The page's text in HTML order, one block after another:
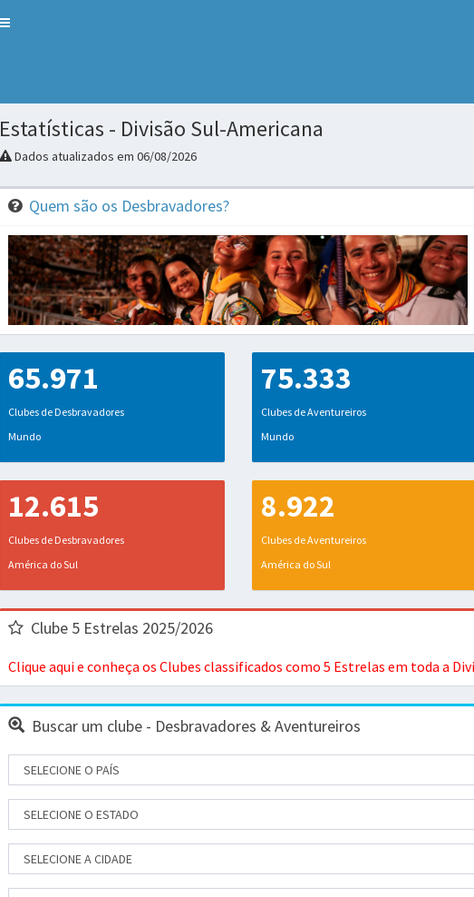
Menu
Estatísticas - Divisão Sul-Americana
Dados atualizados em 06/08/2026
Quem são os Desbravadores?
65.971
Clubes de Desbravadores
Mundo
75.333
Clubes de Aventureiros
Mundo
12.615
Clubes de Desbravadores
América do Sul
8.922
Clubes de Aventureiros
América do Sul
Clube 5 Estrelas 2025/2026
Clique aqui e conheça os Clubes classificados como 5 Estrelas em toda a
Buscar um clube - Desbravadores & Aventureiros